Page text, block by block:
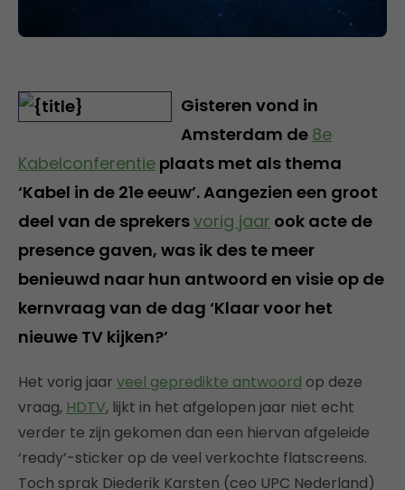
Gisteren vond in
Amsterdam de 8e
Kabelconferentie plaats met als thema
‘Kabel in de 21e eeuw’. Aangezien een groot
deel van de sprekersvorig jaar ook acte de
presence gaven, was ik des te meer
benieuwd naar hun antwoord en visie op de
kernvraag van de dag ‘Klaar voor het
nieuwe TV kijken?’
Het vorig jaar veel gepredikte antwoord op deze
vraag, HDTV, lijkt in het afgelopen jaar niet echt
verder te zijn gekomen dan een hiervan afgeleide
‘ready’-sticker op de veel verkochte flatscreens.
Toch sprak Diederik Karsten (ceo UPC Nederland)